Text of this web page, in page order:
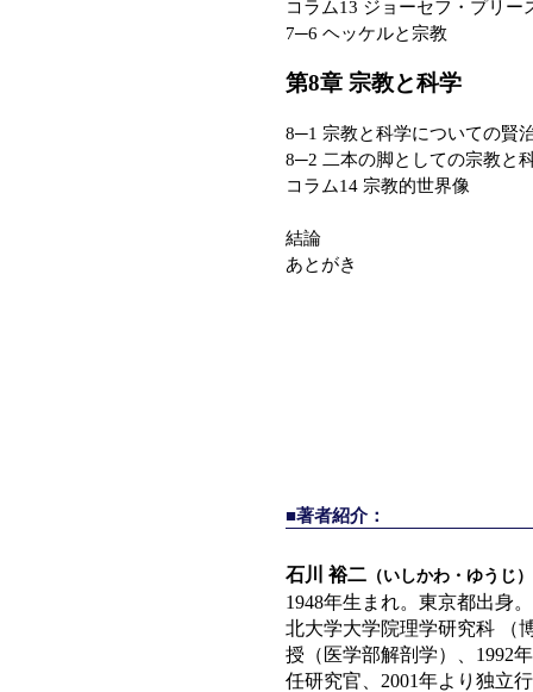
コラム13 ジョーセフ・プリー
7─6 ヘッケルと宗教
第8章 宗教と科学
8─1 宗教と科学についての賢
8─2 二本の脚としての宗教と
コラム14 宗教的世界像
結論
あとがき
■著者紹介：
石川 裕二 （いしかわ・ゆうじ）
1948年生まれ。東京都出身
北大学大学院理学研究科 （
授（医学部解剖学）、1992
任研究官、2001年より独立